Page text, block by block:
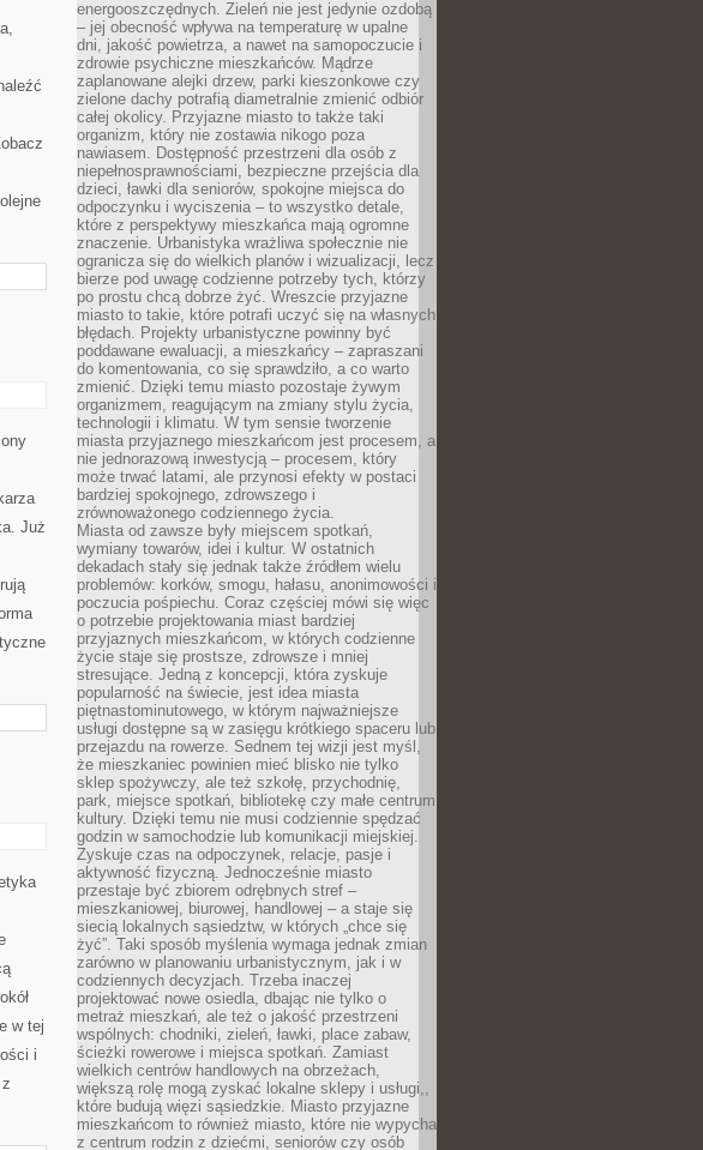
Już
w tej
i
energooszczędnych. Zieleń nie jest jedynie ozdobą
– jej obecność wpływa na temperaturę w upalne
dni, jakość powietrza, a nawet na samopoczucie i
zdrowie psychiczne mieszkańców. Mądrze
zaplanowane alejki drzew, parki kieszonkowe czy
zielone dachy potrafią diametralnie zmienić odbiór
całej okolicy. Przyjazne miasto to także taki
organizm, który nie zostawia nikogo poza
nawiasem. Dostępność przestrzeni dla osób z
niepełnosprawnościami, bezpieczne przejścia dla
dzieci, ławki dla seniorów, spokojne miejsca do
odpoczynku i wyciszenia – to wszystko detale,
które z perspektywy mieszkańca mają ogromne
znaczenie. Urbanistyka wrażliwa społecznie nie
ogranicza się do wielkich planów i wizualizacji, lecz
bierze pod uwagę codzienne potrzeby tych, którzy
po prostu chcą dobrze żyć. Wreszcie przyjazne
miasto to takie, które potrafi uczyć się na własnych
błędach. Projekty urbanistyczne powinny być
poddawane ewaluacji, a mieszkańcy – zapraszani
do komentowania, co się sprawdziło, a co warto
zmienić. Dzięki temu miasto pozostaje żywym
organizmem, reagującym na zmiany stylu życia,
technologii i klimatu. W tym sensie tworzenie
miasta przyjaznego mieszkańcom jest procesem, a
nie jednorazową inwestycją – procesem, który
może trwać latami, ale przynosi efekty w postaci
bardziej spokojnego, zdrowszego i
zrównoważonego codziennego życia.
Miasta od zawsze były miejscem spotkań,
wymiany towarów, idei i kultur. W ostatnich
dekadach stały się jednak także źródłem wielu
problemów: korków, smogu, hałasu, anonimowości i
poczucia pośpiechu. Coraz częściej mówi się więc
o potrzebie projektowania miast bardziej
przyjaznych mieszkańcom, w których codzienne
życie staje się prostsze, zdrowsze i mniej
stresujące. Jedną z koncepcji, która zyskuje
popularność na świecie, jest idea miasta
piętnastominutowego, w którym najważniejsze
usługi dostępne są w zasięgu krótkiego spaceru lub
przejazdu na rowerze. Sednem tej wizji jest myśl,
że mieszkaniec powinien mieć blisko nie tylko
sklep spożywczy, ale też szkołę, przychodnię,
park, miejsce spotkań, bibliotekę czy małe centrum
kultury. Dzięki temu nie musi codziennie spędzać
godzin w samochodzie lub komunikacji miejskiej.
Zyskuje czas na odpoczynek, relacje, pasje i
aktywność fizyczną. Jednocześnie miasto
przestaje być zbiorem odrębnych stref –
mieszkaniowej, biurowej, handlowej – a staje się
siecią lokalnych sąsiedztw, w których „chce się
żyć”. Taki sposób myślenia wymaga jednak zmian
zarówno w planowaniu urbanistycznym, jak i w
codziennych decyzjach. Trzeba inaczej
projektować nowe osiedla, dbając nie tylko o
metraż mieszkań, ale też o jakość przestrzeni
wspólnych: chodniki, zieleń, ławki, place zabaw,
ścieżki rowerowe i miejsca spotkań. Zamiast
wielkich centrów handlowych na obrzeżach,
większą rolę mogą zyskać lokalne sklepy i usługi,,
które budują więzi sąsiedzkie. Miasto przyjazne
mieszkańcom to również miasto, które nie wypycha
z centrum rodzin z dziećmi, seniorów czy osób